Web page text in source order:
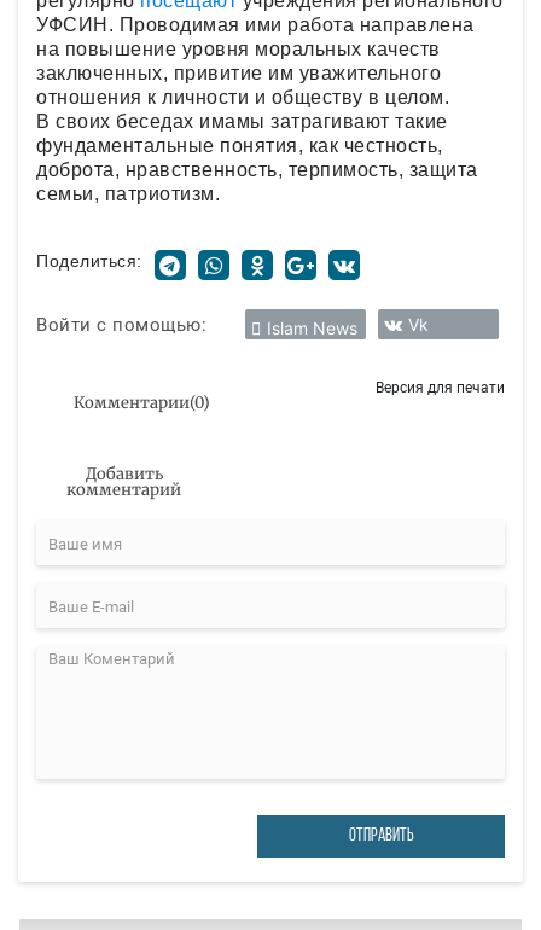
УФСИН. Проводимая ими работа направлена
на повышение уровня моральных качеств
заключенных, привитие им уважительного
отношения к личности и обществу в целом.
В своих беседах имамы затрагивают такие
фундаментальные понятия, как честность,
доброта, нравственность, терпимость, защита
семьи, патриотизм.
Поделиться:
Войти с помощью: Islam News Vk
Комментарии(0)
Версия для печати
Добавить
комментарий
ОТПРАВИТЬ